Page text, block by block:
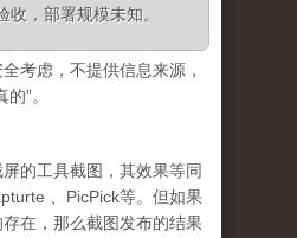
收，部署规模未知。
考虑，不提供信息来源，
”。
的工具截图，其效果等同
、PicPick等。但如果
在，那么截图发布的结果